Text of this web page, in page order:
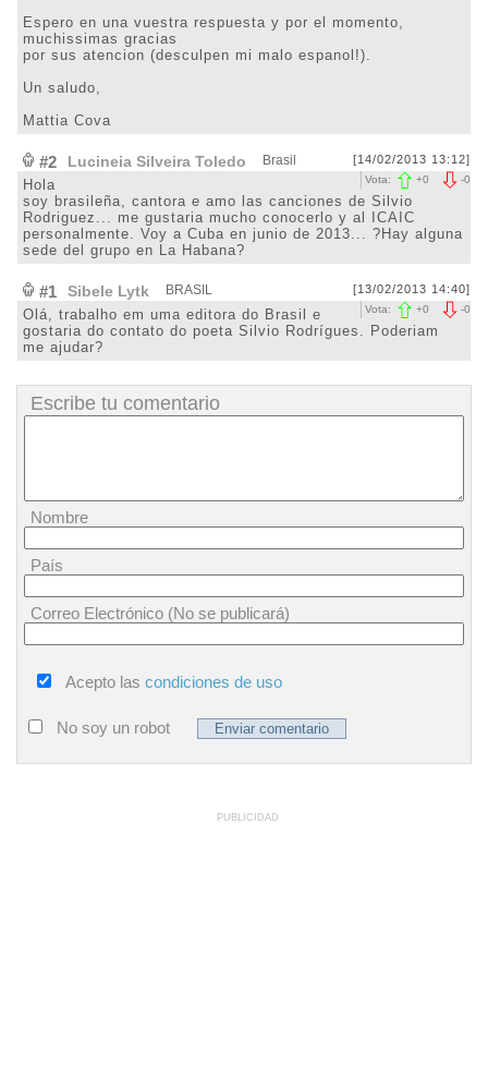
Espero en una vuestra respuesta y por el momento,
muchissimas gracias
por sus atencion (desculpen mi malo espanol!).
Un saludo,
Mattia Cova
#2 Lucineia Silveira Toledo Brasil [14/02/2013 13:12]
-0
Vota: +0
Hola
soy brasileña, cantora e amo las canciones de Silvio
Rodriguez... me gustaria mucho conocerlo y al ICAIC
personalmente. Voy a Cuba en junio de 2013... ?Hay alguna
sede del grupo en La Habana?
#1 Sibele Lytk BRASIL [13/02/2013 14:40]
-0
Vota: +0
Olá, trabalho em uma editora do Brasil e
gostaria do contato do poeta Silvio Rodrígues. Poderiam
me ajudar?
Escribe tu comentario
Nombre
País
Correo Electrónico (No se publicará)
Acepto las condiciones de uso
No soy un robot
PUBLICIDAD